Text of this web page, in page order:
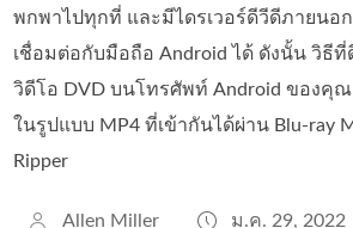
พกพาไปทุกที่ และมีไดรเวอร์ดีวีดีภายนอ
เชื่อมต่อกับมือถือ Android ได้ ดังนั้น วิธีที่
วิดีโอ DVD บนโทรศัพท์ Android ของคุ
ในรูปแบบ MP4 ที่เข้ากันได้ผ่าน Blu-ray
Ripper
Allen Miller ม.ค. 29, 2022